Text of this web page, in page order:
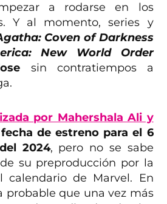
a rodarse en los
Y al momento, series y
Coven of Darkness
New World Order
sin contratiempos a
por Mahershala Ali y
de estreno para el 6
2024, pero no se sabe
su preproducción por la
calendario de Marvel. En
probable que una vez más